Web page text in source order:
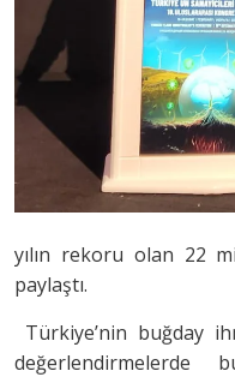
yılın rekoru olan 22
paylaştı.
Türkiye’nin buğday
değerlendirmelerde